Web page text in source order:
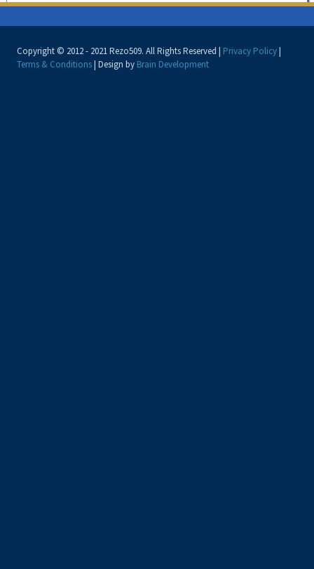
Copyright © 2012 - 2021 Rezo509. All Rights Reserved | Privacy Policy|
Terms & Conditions| Design by Brain Development